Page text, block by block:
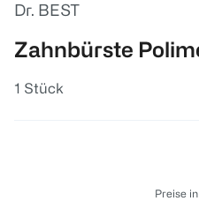
Dr. BEST
Zahnbürste
1 Stück
Preise